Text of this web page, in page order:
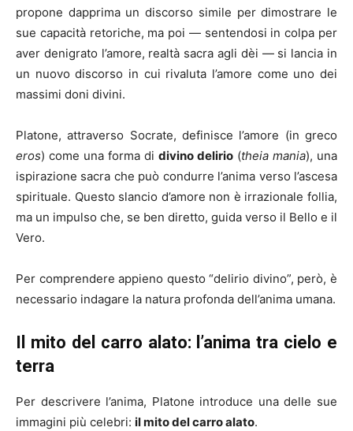
propone dapprima un discorso simile per dimostrare le
sue capacità retoriche, ma poi — sentendosi in colpa per
aver denigrato l’amore, realtà sacra agli dèi — si lancia in
un nuovo discorso in cui rivaluta l’amore come uno dei
massimi doni divini.
Platone, attraverso Socrate, definisce l’amore (in greco
eros) come una forma di divino delirio (theia mania), una
ispirazione sacra che può condurre l’anima verso l’ascesa
spirituale. Questo slancio d’amore non è irrazionale follia,
ma un impulso che, se ben diretto, guida verso il Bello e il
Vero.
Per comprendere appieno questo “delirio divino”, però, è
necessario indagare la natura profonda dell’anima umana.
Il mito del carro alato: l’anima tra cielo e
terra
Per descrivere l’anima, Platone introduce una delle sue
immagini più celebri: il mito del carro alato.